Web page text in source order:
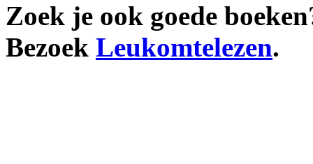
Zoek je ook goede
Bezoek Leukomtelezen.